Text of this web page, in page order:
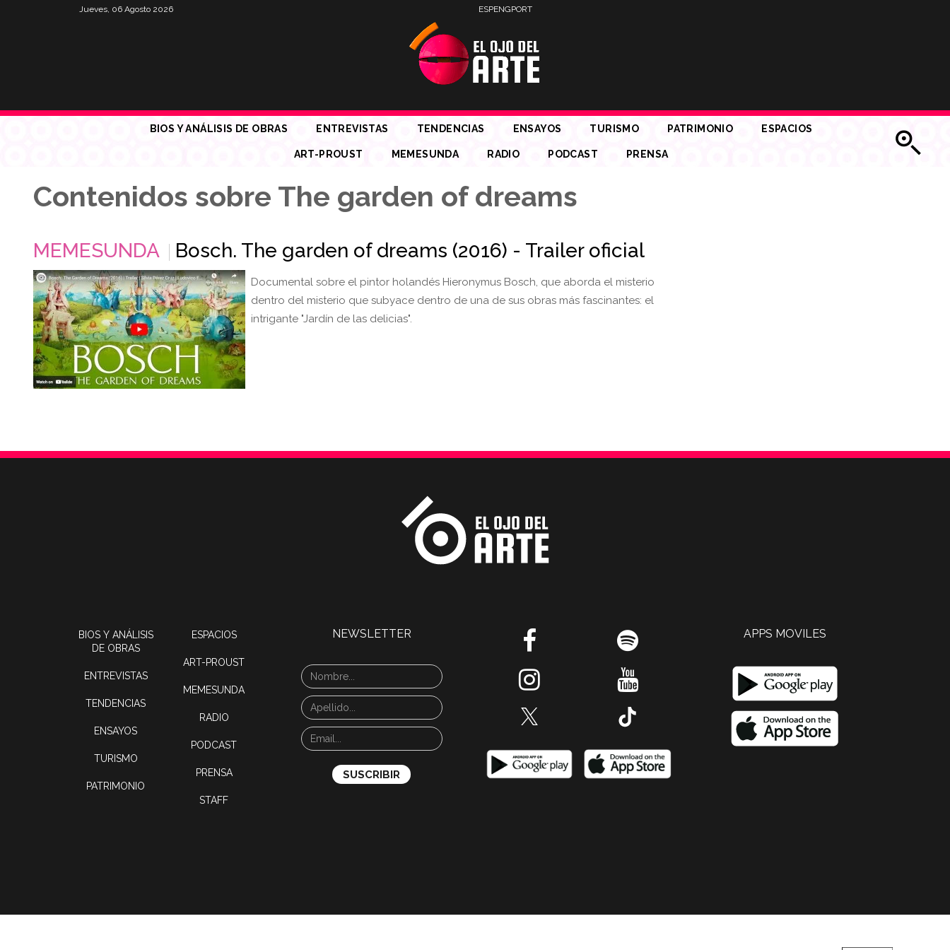
Jueves, 06 Agosto 2026 ESPENGPORT
BIOS Y ANÁLISIS DE OBRAS ENTREVISTAS TENDENCIAS ENSAYOS TURISMO PATRIMONIO ESPACIOS
ART-PROUST MEMESUNDA RADIO PODCAST PRENSA
Contenidos sobre The garden of dreams
MEMESUNDA Bosch. The garden of dreams (2016) - Trailer oficial
Documental sobre el pintor holandés Hieronymus Bosch, que aborda el misterio
dentro del misterio que subyace dentro de una de sus obras más fascinantes: el
intrigante "Jardín de las delicias".
BIOS Y ANÁLISIS
DE OBRAS
ENTREVISTAS
TENDENCIAS
ENSAYOS
TURISMO
PATRIMONIO
ESPACIOS
ART-PROUST
MEMESUNDA
RADIO
PODCAST
PRENSA
STAFF
NEWSLETTER APPS MOVILES